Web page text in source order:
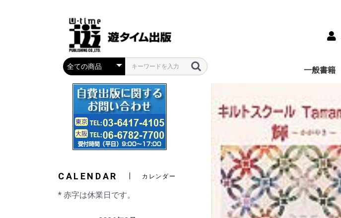
一般書籍
紙芝居)
学
ション
CALENDAR カレンダー
* 赤字は休業日です。